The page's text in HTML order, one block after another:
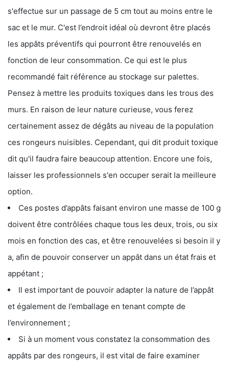
s'effectue sur un passage de 5 cm tout au moins entre le
sac et le mur. C'est l’endroit idéal où devront être placés
les appâts préventifs qui pourront être renouvelés en
fonction de leur consommation. Ce qui est le plus
recommandé fait référence au stockage sur palettes.
Pensez à mettre les produits toxiques dans les trous des
murs. En raison de leur nature curieuse, vous ferez
certainement assez de dégâts au niveau de la population
ces rongeurs nuisibles. Cependant, qui dit produit toxique
dit qu'il faudra faire beaucoup attention. Encore une fois,
laisser les professionnels s'en occuper serait la meilleure
option.
Ces postes d’appâts faisant environ une masse de 100 g
doivent être contrôlées chaque tous les deux, trois, ou six
mois en fonction des cas, et être renouvelées si besoin il y
a, afin de pouvoir conserver un appât dans un état frais et
appétant ;
Il est important de pouvoir adapter la nature de l’appât
et également de l’emballage en tenant compte de
l’environnement ;
Si à un moment vous constatez la consommation des
appâts par des rongeurs, il est vital de faire examiner